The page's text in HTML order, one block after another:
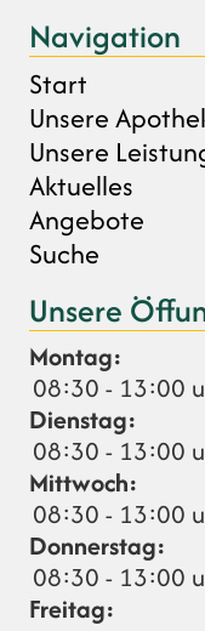
Navigation
Start
Unsere
Unsere
Aktuelles
Angebote
Suche
Unsere
Montag:
08:30 - 13:00
Dienstag:
08:30 - 13:00
Mittwoch:
08:30 - 13:00
Donnerstag:
08:30 - 13:00
Freitag: